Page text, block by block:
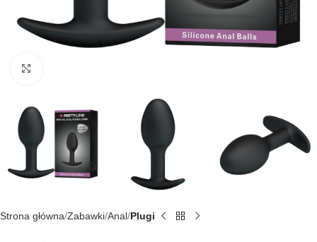
Strona główna Zabawki Anal Plugi